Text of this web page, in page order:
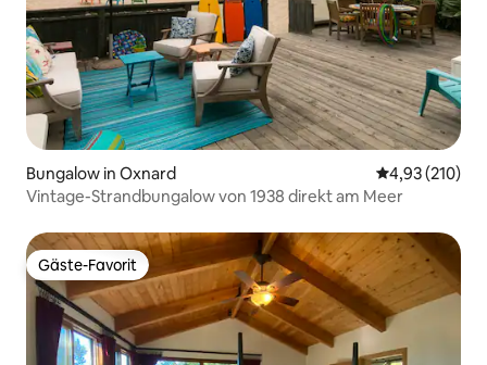
Bungalow in Oxnard
4,93 (210)
Vintage-Strandbungalow von 1938 direkt am Meer
Gäste-Favorit
Gäste-Favorit